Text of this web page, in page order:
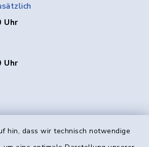
hin, dass wir technisch notwendige
Uhr
Uhr